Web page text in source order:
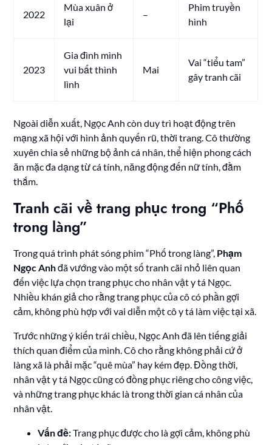
2022
Mùa xuân ở
lại
–
Phim truyền
hình
2023
Gia đình mình
vui bất thình
lình
Mai
Vai “tiểu tam”
gây tranh cãi
Ngoài diễn xuất, Ngọc Anh còn duy trì hoạt động trên
mạng xã hội với hình ảnh quyến rũ, thời trang. Cô thường
xuyên chia sẻ những bộ ảnh cá nhân, thể hiện phong cách
ăn mặc đa dạng từ cá tính, năng động đến nữ tính, đằm
thắm.
Tranh cãi về trang phục trong “Phố
trong làng”
Trong quá trình phát sóng phim “Phố trong làng”, Phạm
Ngọc Anhđã vướng vào một số tranh cãi nhỏ liên quan
đến việc lựa chọn trang phục cho nhân vật y tá Ngọc.
Nhiều khán giả cho rằng trang phục của cô có phần gợi
cảm, không phù hợp với vai diễn một cô y tá làm việc tại xã.
Trước những ý kiến trái chiều, Ngọc Anh đã lên tiếng giải
thích quan điểm của mình. Cô cho rằng không phải cứ ở
làng xã là phải mặc “quê mùa” hay kém đẹp. Đồng thời,
nhân vật y tá Ngọc cũng có đồng phục riêng cho công việc,
và những trang phục khác là trong thời gian cá nhân của
nhân vật.
Vấn đề:Trang phục được cho là gợi cảm, không phù